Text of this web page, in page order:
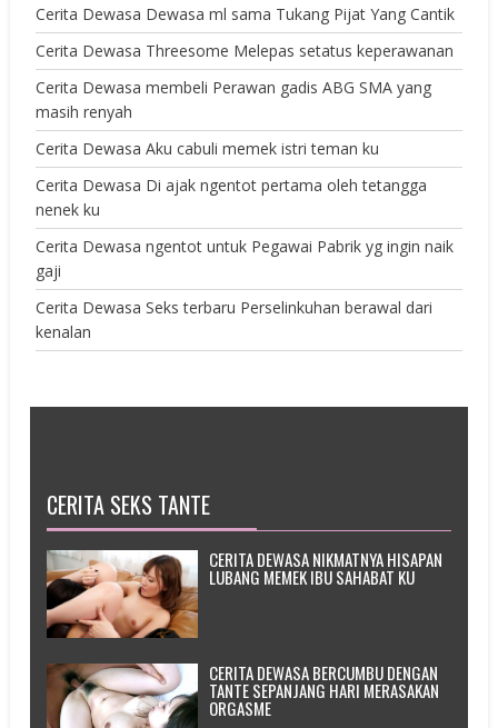
Cerita Dewasa Dewasa ml sama Tukang Pijat Yang Cantik
Cerita Dewasa Threesome Melepas setatus keperawanan
Cerita Dewasa membeli Perawan gadis ABG SMA yang
masih renyah
Cerita Dewasa Aku cabuli memek istri teman ku
Cerita Dewasa Di ajak ngentot pertama oleh tetangga
nenek ku
Cerita Dewasa ngentot untuk Pegawai Pabrik yg ingin naik
gaji
Cerita Dewasa Seks terbaru Perselinkuhan berawal dari
kenalan
CERITA SEKS TANTE
CERITA DEWASA NIKMATNYA HISAPAN
LUBANG MEMEK IBU SAHABAT KU
CERITA DEWASA BERCUMBU DENGAN
TANTE SEPANJANG HARI MERASAKAN
ORGASME